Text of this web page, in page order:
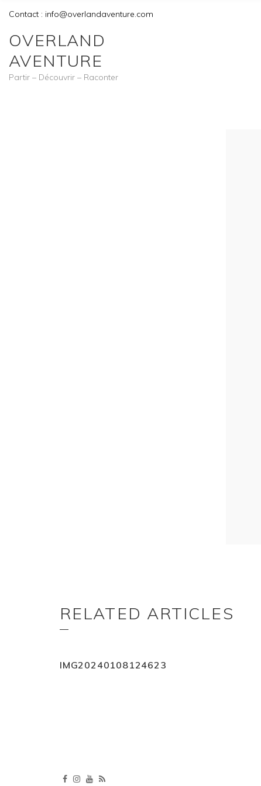
Contact : info@overlandaventure.com
OVERLAND
AVENTURE
Partir – Découvrir – Raconter
RELATED ARTICLES
IMG20240108124623